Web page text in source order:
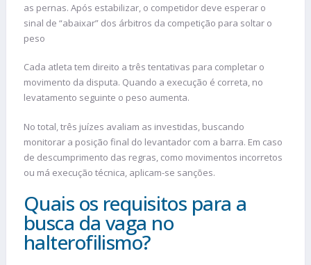
as pernas. Após estabilizar, o competidor deve esperar o
sinal de “abaixar” dos árbitros da competição para soltar o
peso
Cada atleta tem direito a três tentativas para completar o
movimento da disputa. Quando a execução é correta, no
levatamento seguinte o peso aumenta.
No total, três juízes avaliam as investidas, buscando
monitorar a posição final do levantador com a barra. Em caso
de descumprimento das regras, como movimentos incorretos
ou má execução técnica, aplicam-se sanções.
Quais os requisitos para a
busca da vaga no
halterofilismo?